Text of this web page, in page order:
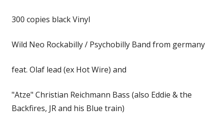
300 copies black Vinyl
Wild Neo Rockabilly / Psychobilly Band from germany
feat. Olaf lead (ex Hot Wire) and
"Atze" Christian Reichmann Bass (also Eddie & the
Backfires, JR and his Blue train)